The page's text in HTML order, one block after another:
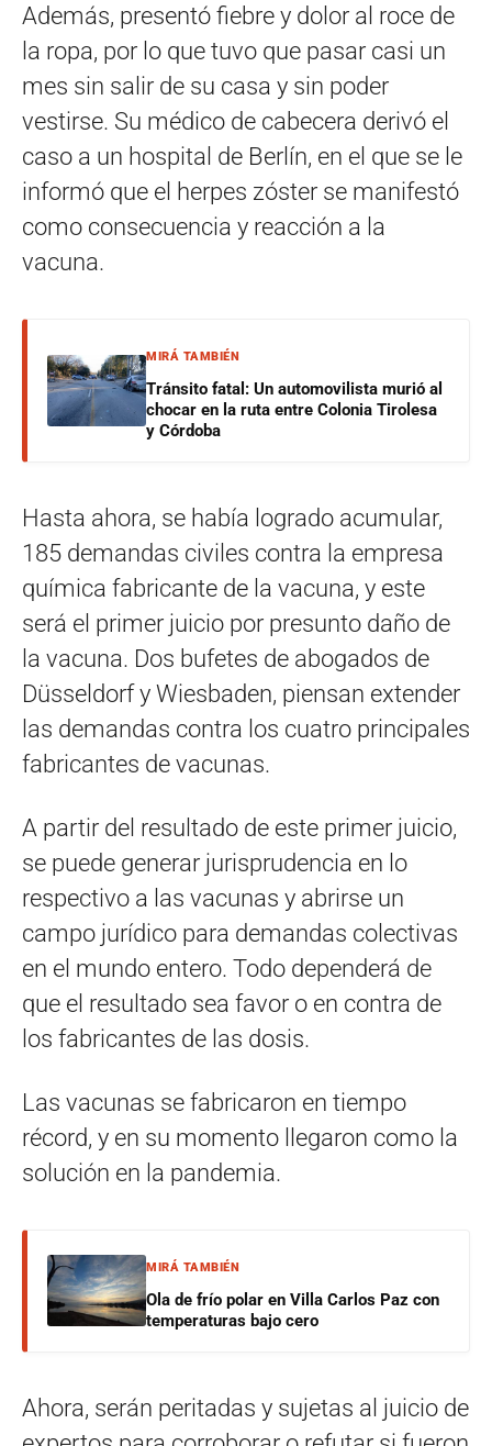
Además, presentó fiebre y dolor al roce de
la ropa, por lo que tuvo que pasar casi un
mes sin salir de su casa y sin poder
vestirse. Su médico de cabecera derivó el
caso a un hospital de Berlín, en el que se le
informó que el herpes zóster se manifestó
como consecuencia y reacción a la
vacuna.
MIRÁ TAMBIÉN
Tránsito fatal: Un automovilista murió al
chocar en la ruta entre Colonia Tirolesa
y Córdoba
Hasta ahora, se había logrado acumular,
185 demandas civiles contra la empresa
química fabricante de la vacuna, y este
será el primer juicio por presunto daño de
la vacuna. Dos bufetes de abogados de
Düsseldorf y Wiesbaden, piensan extender
las demandas contra los cuatro principales
fabricantes de vacunas.
A partir del resultado de este primer juicio,
se puede generar jurisprudencia en lo
respectivo a las vacunas y abrirse un
campo jurídico para demandas colectivas
en el mundo entero. Todo dependerá de
que el resultado sea favor o en contra de
los fabricantes de las dosis.
Las vacunas se fabricaron en tiempo
récord, y en su momento llegaron como la
solución en la pandemia.
MIRÁ TAMBIÉN
Ola de frío polar en Villa Carlos Paz con
temperaturas bajo cero
Ahora, serán peritadas y sujetas al juicio de